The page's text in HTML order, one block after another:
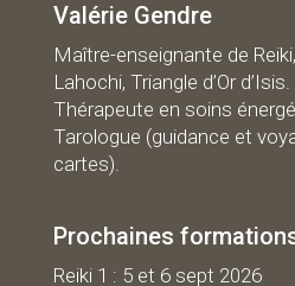
Valérie Gendre
Maître-enseignante de Reiki,
Lahochi, Triangle d’Or d’Isis.
Thérapeute en soins
Tarologue (guidance et
cartes).
Prochaines
Reiki 1 : 5 et 6 sept 2026